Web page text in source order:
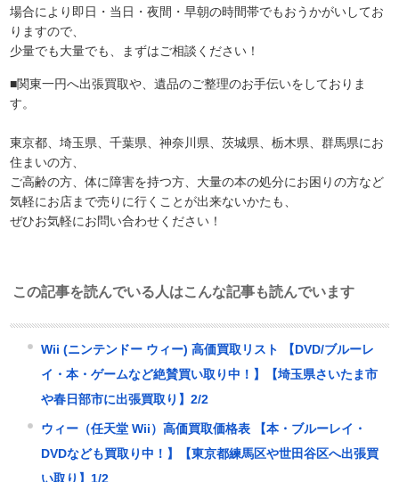
場合により即日・当日・夜間・早朝の時間帯でもおうかがいしてお
りますので、
少量でも大量でも、まずはご相談ください！
■関東一円へ出張買取や、遺品のご整理のお手伝いをしておりま
す。
東京都、埼玉県、千葉県、神奈川県、茨城県、栃木県、群馬県にお
住まいの方、
ご高齢の方、体に障害を持つ方、大量の本の処分にお困りの方など
気軽にお店まで売りに行くことが出来ないかたも、
ぜひお気軽にお問い合わせください！
この記事を読んでいる人はこんな記事も読んでいます
Wii (ニンテンドー ウィー) 高価買取リスト 【DVD/ブルーレ
イ・本・ゲームなど絶賛買い取り中！】【埼玉県さいたま市
や春日部市に出張買取り】2/2
ウィー（任天堂 Wii）高価買取価格表 【本・ブルーレイ・
DVDなども買取り中！】【東京都練馬区や世田谷区へ出張買
い取り】1/2